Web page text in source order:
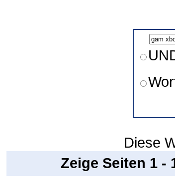
Diese
Zeige Seiten 1 -